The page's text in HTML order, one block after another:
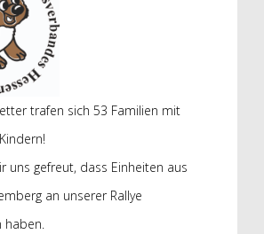
trafen sich 53 Familien mit
uns gefreut, dass Einheiten aus
an unserer Rallye
haben.